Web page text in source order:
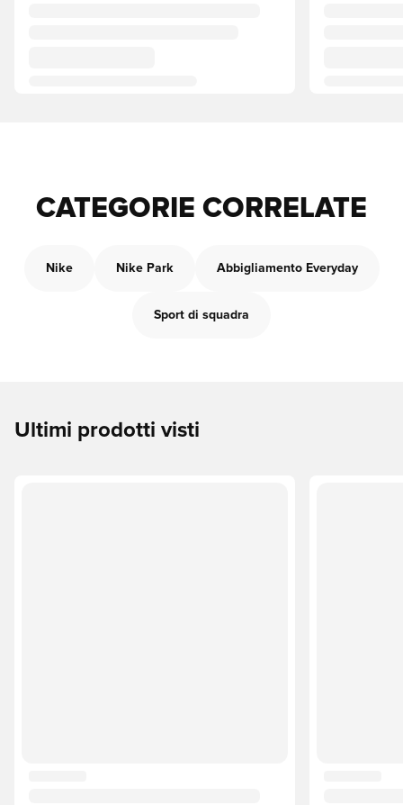
CATEGORIE CORRELATE
Nike Nike Park Abbigliamento Everyday
Sport di squadra
Ultimi prodotti visti